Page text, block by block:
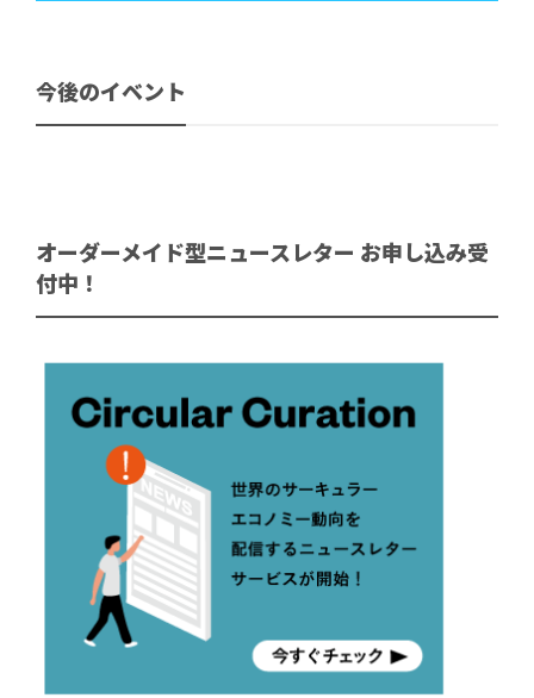
今後のイベント
オーダーメイド型ニュースレター お申し込み受
付中！